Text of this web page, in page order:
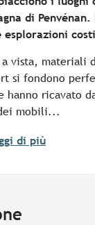
di
esplorazioni
a vista, materiali
si fondono
hanno ricavato
mobili...
di più